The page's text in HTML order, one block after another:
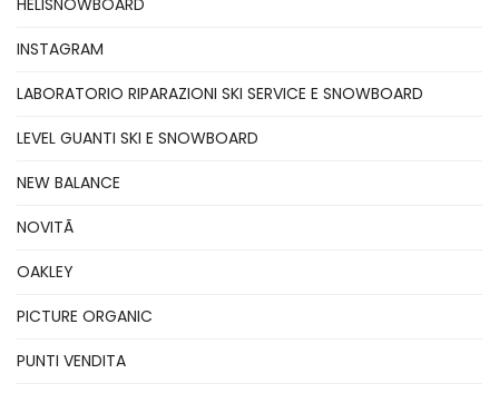
HELISNOWBOARD
INSTAGRAM
LABORATORIO RIPARAZIONI SKI SERVICE E SNOWBOARD
LEVEL GUANTI SKI E SNOWBOARD
NEW BALANCE
NOVITÃ
OAKLEY
PICTURE ORGANIC
PUNTI VENDITA